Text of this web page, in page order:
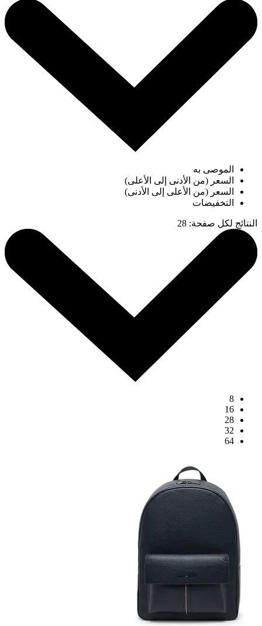
الموصى به
السعر (من الأدنى إلى الأعلى)
السعر (من الأعلى إلى الأدنى)
التخفيضات
النتائج لكل صفحة:
28
8
16
28
32
64